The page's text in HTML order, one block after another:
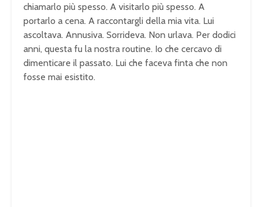
chiamarlo più spesso. A visitarlo più spesso. A
portarlo a cena. A raccontargli della mia vita. Lui
ascoltava. Annusiva. Sorrideva. Non urlava. Per dodici
anni, questa fu la nostra routine. Io che cercavo di
dimenticare il passato. Lui che faceva finta che non
fosse mai esistito.